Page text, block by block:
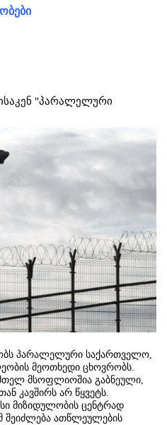
"პარალელური
პარალელური საქართველო,
მეოთხედი ცხოვრობს.
მსოფლიოშია გაბნეული,
კავშირს არ წყვეტს.
მიზიდულობის ცენტრად
შეიძლება ათწლეულების